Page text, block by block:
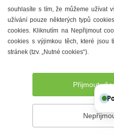
Městské
Denní
Prohlášení o přístupnosti
souhlasíte s tím, že můžeme užívat
užívání pouze některých typů
cookies. Kliknutím na Nepřijmout
cookies s výjimkou těch, které jsou
stránek (tzv. „Nutné cookies“).
Přijmout